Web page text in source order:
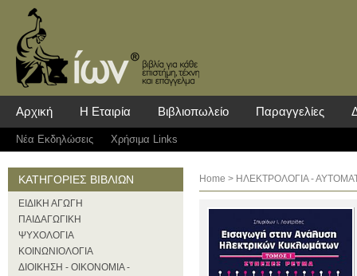
Αρχική Η Εταιρία Βιβλιοπωλείο Παραγγελίες
Νέα Eκδηλώσεις Χρήσιμα Links
ΚΑΤΗΓΟΡΙΕΣ ΒΙΒΛΙΩΝ
ΕΙΔΙΚΗ ΑΓΩΓΗ
ΠΑΙΔΑΓΩΓΙΚΗ
ΨΥΧΟΛΟΓΙΑ
ΚΟΙΝΩΝΙΟΛΟΓΙΑ
ΔΙΟΙΚΗΣΗ - ΟΙΚΟΝΟΜΙΑ -
Home > ΗΛΕΚΤΡΟΛΟΓΙΑ -